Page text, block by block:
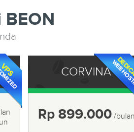
CORVINA
Rp 899.000/bulan